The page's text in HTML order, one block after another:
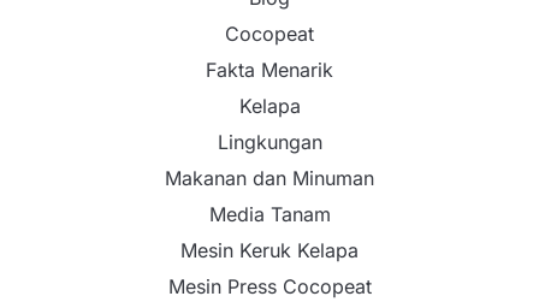
Cocopeat
Fakta Menarik
Kelapa
Lingkungan
Makanan dan Minuman
Media Tanam
Mesin Keruk Kelapa
Mesin Press Cocopeat